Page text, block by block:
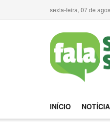
sexta-feira, 07 de
INÍCIO